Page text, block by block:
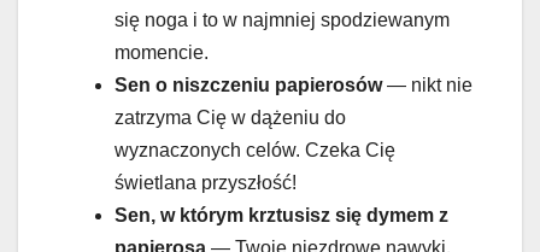
się noga i to w najmniej spodziewanym
momencie.
Sen o niszczeniu papierosów— nikt nie
zatrzyma Cię w dążeniu do
wyznaczonych celów. Czeka Cię
świetlana przyszłość!
Sen, w którym krztusisz się dymem z